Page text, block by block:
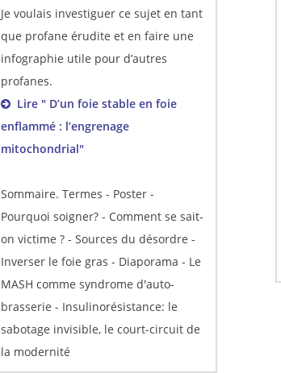
Je voulais investiguer ce sujet en tant
que profane érudite et en faire une
infographie utile pour d’autres
profanes.
Lire " D’un foie stable en foie
enflammé : l’engrenage
mitochondrial"
Sommaire. Termes - Poster -
Pourquoi soigner? - Comment se sait-
on victime ? - Sources du désordre -
Inverser le foie gras - Diaporama - Le
MASH comme syndrome d'auto-
brasserie - Insulinorésistance: le
sabotage invisible, le court-circuit de
la modernité